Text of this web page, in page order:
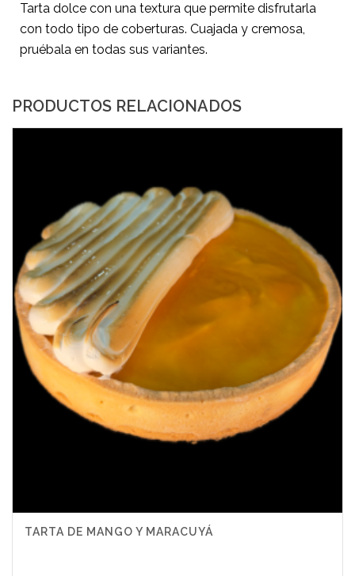
Tarta dolce con una textura que permite disfrutarla
con todo tipo de coberturas. Cuajada y cremosa,
pruébala en todas sus variantes.
PRODUCTOS RELACIONADOS
TARTA DE MANGO Y MARACUYÁ